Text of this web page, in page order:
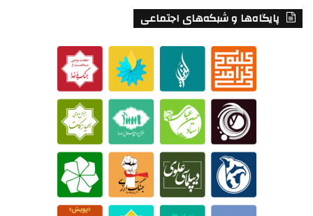
پایگاه‌ها و شبکه‌های اجتماعی